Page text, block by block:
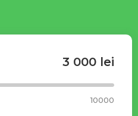
3 000 lei
10000